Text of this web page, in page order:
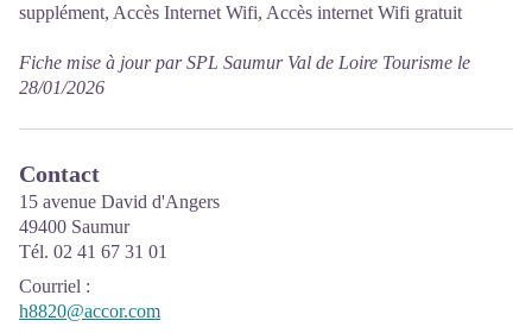
supplément, Accès Internet Wifi, Accès internet Wifi gratuit
Fiche mise à jour par SPL Saumur Val de Loire Tourisme le
28/01/2026
Contact
15 avenue David d'Angers
49400 Saumur
Tél. 02 41 67 31 01
Courriel :
h8820@accor.com